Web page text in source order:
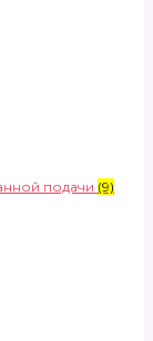
подачи (9)